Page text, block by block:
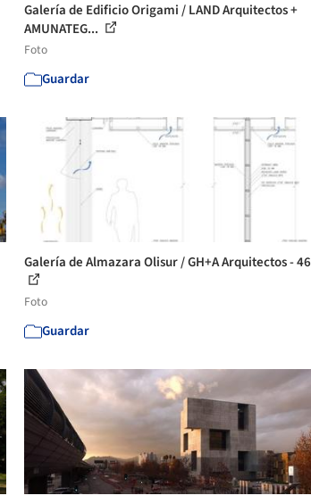
Galería de Edificio Origami / LAND Arquitectos +
AMUNATEG...
Foto
Guardar
Galería de Almazara Olisur / GH+A Arquitectos - 46
Foto
Guardar